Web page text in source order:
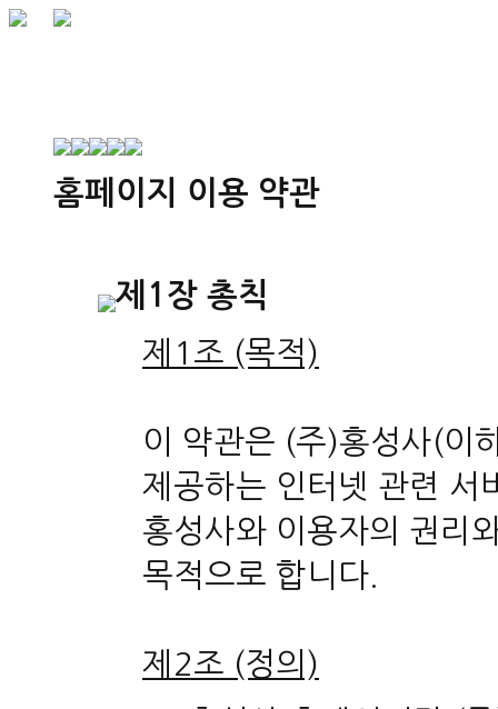
홈페이지 이용 약관
제1장 총칙
제1조 (목적)
이 약관은 (주)홍성사(이
제공하는 인터넷 관련
홍성사와 이용자의 권리
목적으로 합니다.
제2조 (정의)